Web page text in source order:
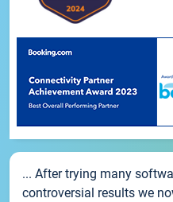
... After trying many
controversial results we